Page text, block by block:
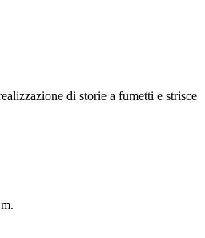
di storie a fumetti e strisce